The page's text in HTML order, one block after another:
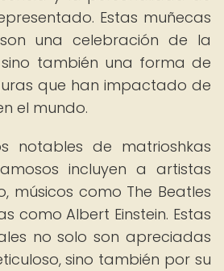
Estas muñecas
una celebración de la
también una forma de
que han impactado de
el mundo.
notables de matrioshkas
incluyen a artistas
músicos como The Beatles
como Albert Einstein. Estas
no solo son apreciadas
sino también por su